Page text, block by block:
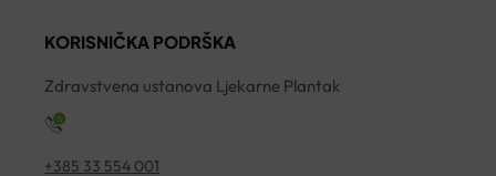
KORISNIČKA PODRŠKA
Zdravstvena ustanova Ljekarne Plantak
+385 33 554 001